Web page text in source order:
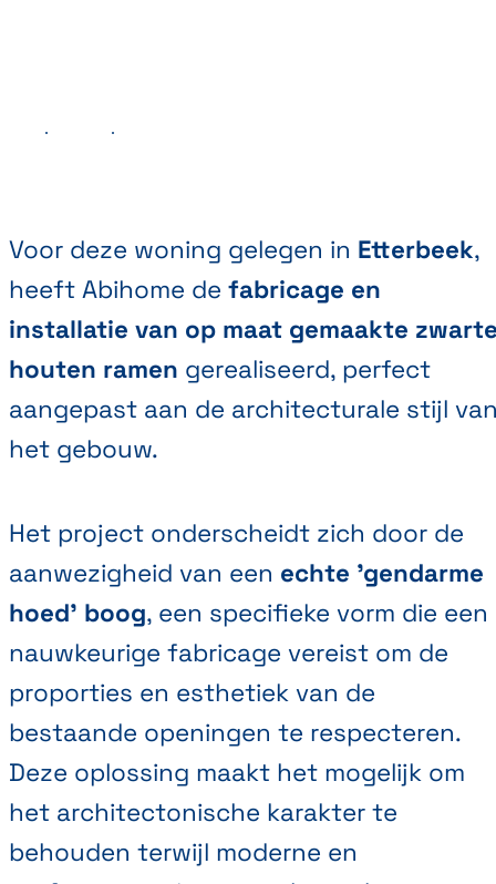
Voor deze woning gelegen in Etterbeek,
heeft Abihome de fabricage en
installatie van op maat gemaakte
houten ramen gerealiseerd, perfect
aangepast aan de architecturale stijl
het gebouw.
Het project onderscheidt zich door de
aanwezigheid van een echte 'gendarme
hoed' boog, een specifieke vorm die een
nauwkeurige fabricage vereist om de
proporties en esthetiek van de
bestaande openingen te respecteren.
Deze oplossing maakt het mogelijk om
het architectonische karakter te
behouden terwijl moderne en